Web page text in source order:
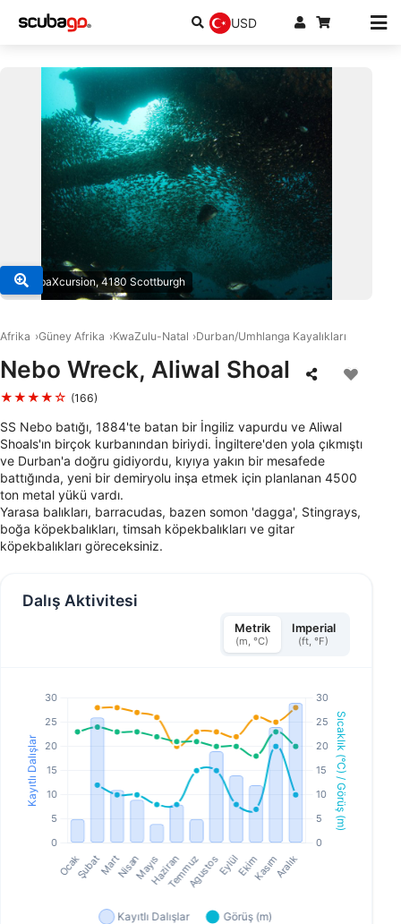
USD
© ScubaXcursion, 4180 Scottburgh
Afrika Güney Afrika KwaZulu-Natal Durban/Umhlanga Kayalıkları
Nebo Wreck, Aliwal Shoal
★★★★☆ (166)
SS Nebo batığı, 1884'te batan bir İngiliz vapurdu ve Aliwal
Shoals'ın birçok kurbanından biriydi. İngiltere'den yola çıkmıştı
ve Durban'a doğru gidiyordu, kıyıya yakın bir mesafede
battığında, yeni bir demiryolu inşa etmek için planlanan 4500
ton metal yükü vardı.
Yarasa balıkları, barracudas, bazen somon 'dagga', Stingrays,
boğa köpekbalıkları, timsah köpekbalıkları ve gitar
köpekbalıkları göreceksiniz.
Dalış Aktivitesi
Metrik
(m, °C)
Imperial
(ft, °F)